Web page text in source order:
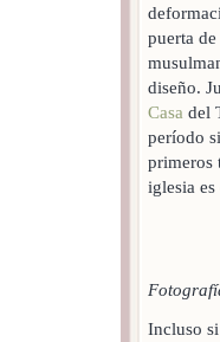
puerta
diseño.
Casa del
período
primeros
iglesia
Incluso